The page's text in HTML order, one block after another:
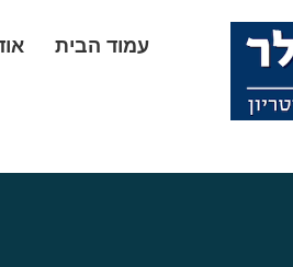
עמוד הבית